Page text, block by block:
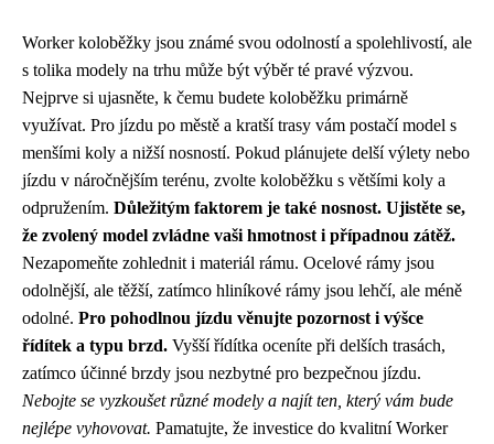
Worker koloběžky jsou známé svou odolností a spolehlivostí, ale
s tolika modely na trhu může být výběr té pravé výzvou.
Nejprve si ujasněte, k čemu budete koloběžku primárně
využívat. Pro jízdu po městě a kratší trasy vám postačí model s
menšími koly a nižší nosností. Pokud plánujete delší výlety nebo
jízdu v náročnějším terénu, zvolte koloběžku s většími koly a
odpružením. Důležitým faktorem je také nosnost. Ujistěte se,
že zvolený model zvládne vaši hmotnost i případnou zátěž.
Nezapomeňte zohlednit i materiál rámu. Ocelové rámy jsou
odolnější, ale těžší, zatímco hliníkové rámy jsou lehčí, ale méně
odolné. Pro pohodlnou jízdu věnujte pozornost i výšce
řídítek a typu brzd. Vyšší řídítka oceníte při delších trasách,
zatímco účinné brzdy jsou nezbytné pro bezpečnou jízdu.
Nebojte se vyzkoušet různé modely a najít ten, který vám bude
nejlépe vyhovovat. Pamatujte, že investice do kvalitní Worker